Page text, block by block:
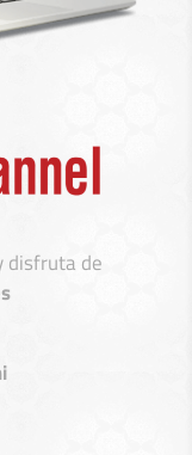
disfruta de